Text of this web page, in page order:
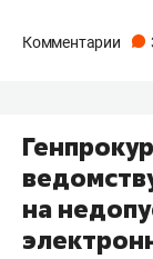
Комментарии
на